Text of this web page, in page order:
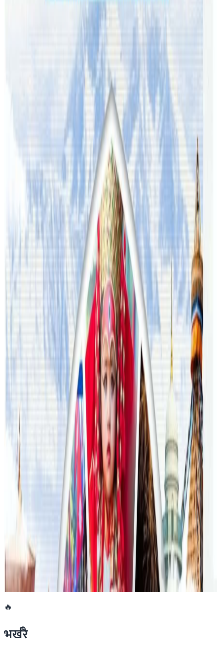
सम्बन्धित समाचार
अष्ट्रेलियामा नर्सको तलब पाँचौं पटक वृद्धि
२०२६ अगस्ट ३
अस्ट्रेलियामा विवाह घट्यो, बढ्यो सम्बन्धविच्छेद
२०२६ जुलाई २९
थापाथलीबाट अष्ट्रेलियाका घरको डिजाइन
अष्ट्रेलियामा मन्त्रालयका कर्मचारीले भ्रष्टाचार गरेको
भेटिएपछि शिक्षा मन्त्रीले दिइन् राजीनामा
अन्तर्राष्ट्रिय विद्यार्थी आकर्षित गर्न भिक्टोरियाले बनायो
नयाँ रणनीति
२०२६ जुलाई २३
फिफा विश्वकपमा अस्ट्रेलियाको टोलीका लागि
रणनीति बनाउने नेपाली युवा
२०२६ जुलाई २३
एनपिएल अष्ट्रेलियाको पाँचौं संस्करणमा कृष्ण कार्की
सबैभन्दा महँगा खेलाडी
२०२६ जुलाई १९
डार्विनमा नेपाल फेस्टिभल हुँदै
२०२६ जुन ११
🔥
भर्खरै